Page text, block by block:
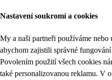
Nastavení soukromí a cookies
My a naši partneři používáme nebo
abychom zajistili správné
Povolením použití všech cookies
také personalizovanou reklamu. V